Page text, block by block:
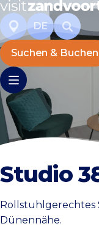
DE
Suchen & Buchen
Studio
Rollstuhlgerechtes
Dünennähe.